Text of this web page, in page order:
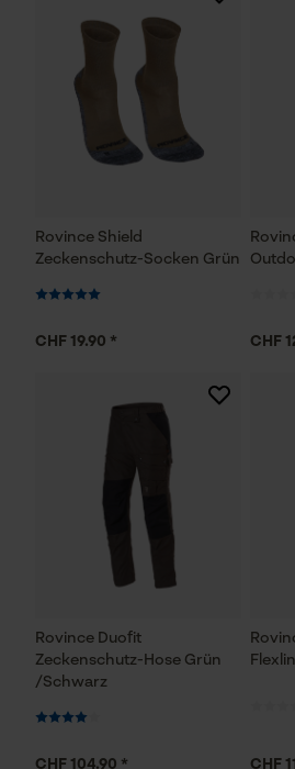
Rovince Shield
Zeckenschutz-Socken Grün
CHF 19.90 * CHF
Rovince Duofit
Zeckenschutz-Hose Grün
/Schwarz
CHF 104.90 * CHF